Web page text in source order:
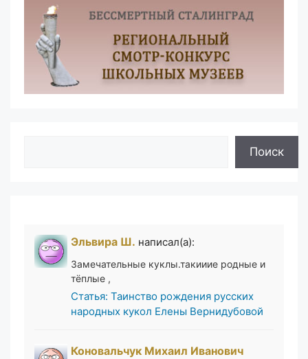
Поиск
Эльвира Ш. написал(а):
Замечательные куклы.такииие родные и
тёплые ,
Статья: Таинство рождения русских
народных кукол Елены Вернидубовой
Коновальчук Михаил Иванович